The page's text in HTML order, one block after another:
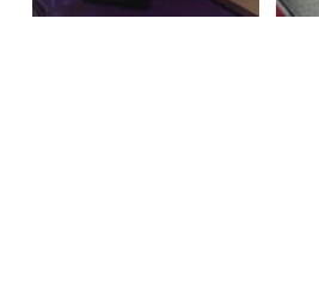
名前※